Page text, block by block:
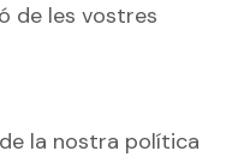
de les vostres
la nostra política